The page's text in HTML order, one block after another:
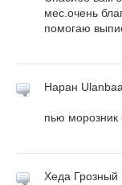
мес.очень
помогаю
Наран
пью морозник
Хеда Грозный